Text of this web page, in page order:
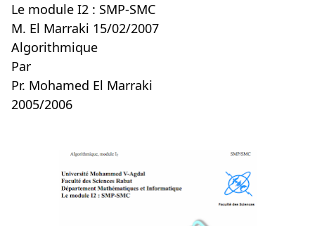
Le module I2 : SMP-SMC
M. El Marraki 15/02/2007
Algorithmique
Par
Pr. Mohamed El Marraki
2005/2006